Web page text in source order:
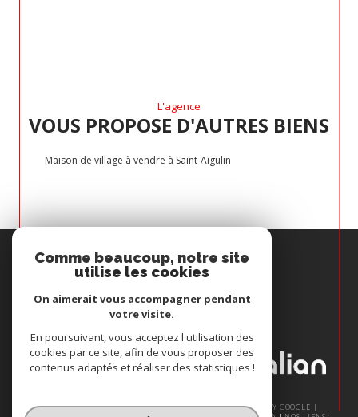
L'agence
VOUS PROPOSE D'AUTRES BIENS
Maison de village à vendre à Saint-Aigulin
PROPRIÉTAIRE
ADHÉRONS
© 2026 | TOUS DROITS RÉSERVÉS | TRADUCTION POWERED BY GOOGLE |
Comme beaucoup, notre site
utilise les cookies
On aimerait vous accompagner pendant
votre visite.
En poursuivant, vous acceptez l'utilisation des
cookies par ce site, afin de vous proposer des
contenus adaptés et réaliser des statistiques !